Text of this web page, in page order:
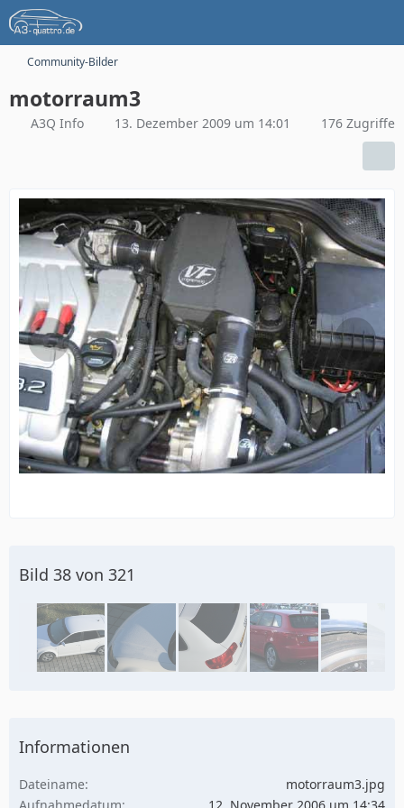
Community-Bilder
motorraum3
A3Q Info 13. Dezember 2009 um 14:01 176 Zugriffe
Bild 38 von 321
Informationen
Dateiname
motorraum3.jpg
Aufnahmedatum
12. November 2006 um 14:34